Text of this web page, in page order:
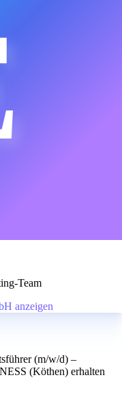
Team
anzeigen
(m/w/d) –
(Köthen) erhalten